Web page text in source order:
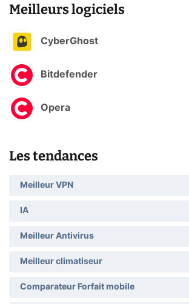
Meilleurs logiciels
CyberGhost
Bitdefender
Opera
Les tendances
Meilleur VPN
IA
Meilleur Antivirus
Meilleur climatiseur
Comparateur Forfait mobile